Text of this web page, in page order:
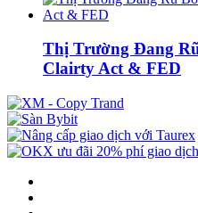
Thị Trường Đang
Clairty Act & FED